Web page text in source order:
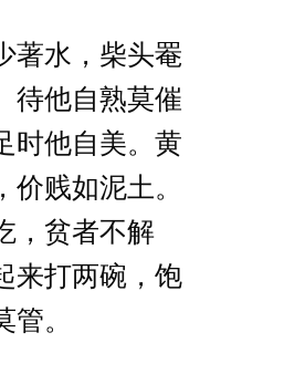
著水，柴头罨
待他自熟莫催
时他自美。黄
价贱如泥土。
，贫者不解
来打两碗，饱
。